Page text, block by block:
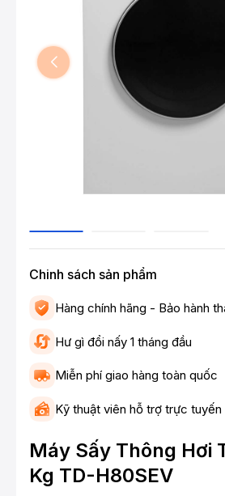
Chinh sách sản phẩm
Hàng chính hãng - Bảo hành
Hư gì đổi nấy 1 tháng đầu
Miễn phí giao hàng toàn quốc
Kỹ thuật viên hỗ trợ trực tuyến
Máy Sấy Thông Hơi
Kg TD-H80SEV